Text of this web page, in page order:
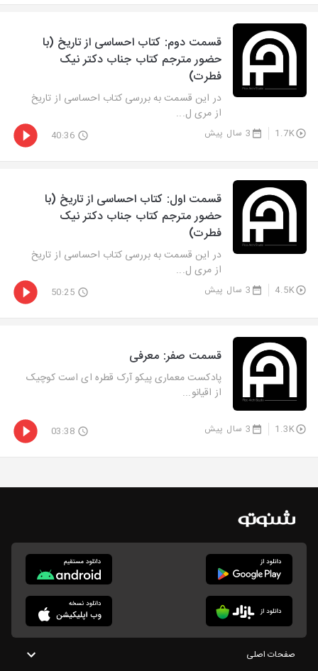
قسمت دوم: کتاب احساسی از تاریخ (با
حضور مترجم کتاب جناب دکتر نیک
فطرت)
در این قسمت به بررسی کتاب احساسی از تاریخ
از مری ل...
1.7K 3 سال پیش 40:36
قسمت اول: کتاب احساسی از تاریخ (با
حضور مترجم کتاب جناب دکتر نیک
فطرت)
در این قسمت به بررسی کتاب احساسی از تاریخ
از مری ل...
4.5K 3 سال پیش 50:25
قسمت صفر: معرفی
پادکست معماری پیکو آرک قطره ای است کوچیک
از اقیانو...
1.3K 3 سال پیش 03:38
صفحات اصلی